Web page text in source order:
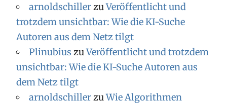
v
arnoldschillerzuVeröffentlicht und
trotzdem unsichtbar: Wie die KI-Suche
Autoren aus dem Netz tilgt
Plinubius zuVeröffentlicht und trotzdem
unsichtbar: Wie die KI-Suche Autoren aus
dem Netz tilgt
arnoldschillerzuWie Algorithmen